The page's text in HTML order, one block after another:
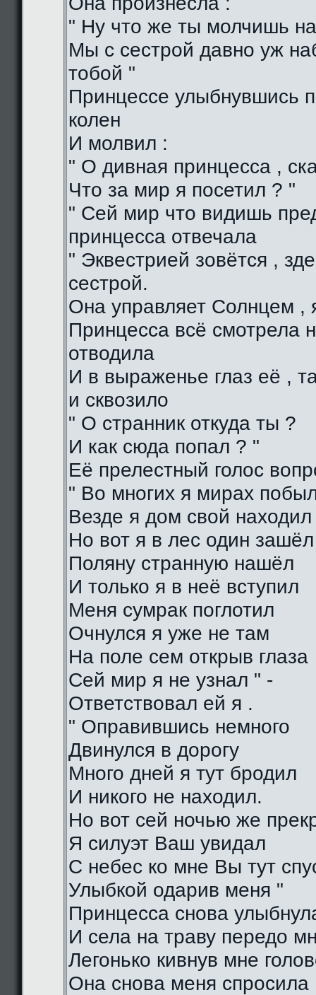
" Ну что же ты молчишь
Мы с сестрой давно уж
тобой "
Принцессе улыбнувшись
колен
И молвил :
" О дивная принцесса ,
Что за мир я посетил ? "
" Сей мир что видишь
принцесса отвечала
" Эквестрией зовётся ,
сестрой.
Она управляет Солнцем ,
Принцесса всё смотрела
отводила
И в выраженье глаз её ,
и сквозило
" О странник откуда ты ?
И как сюда попал ? "
Её прелестный голос
" Во многих я мирах
Везде я дом свой находил
Но вот я в лес один зашёл
Поляну странную нашёл
И только я в неё вступил
Меня сумрак поглотил
Очнулся я уже не там
На поле сем открыв глаза
Сей мир я не узнал " -
Ответствовал ей я .
" Оправившись немного
Двинулся в дорогу
Много дней я тут бродил
И никого не находил.
Но вот сей ночью же
Я силуэт Ваш увидал
С небес ко мне Вы тут
Улыбкой одарив меня "
Принцесса снова
И села на траву передо
Легонько кивнув мне
Она снова меня спросила